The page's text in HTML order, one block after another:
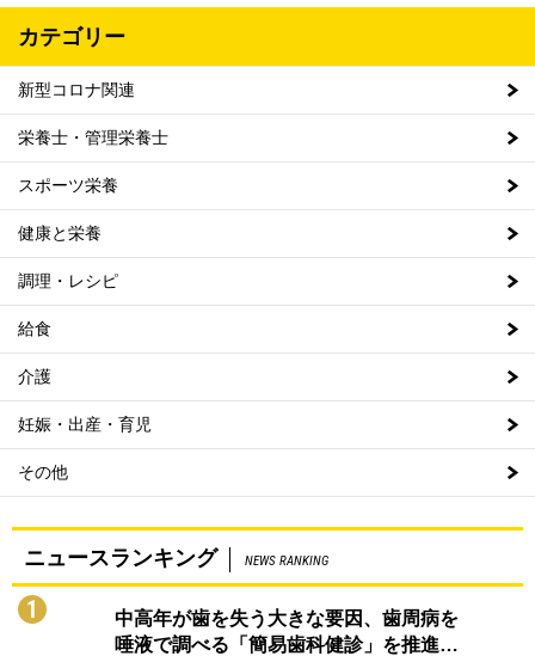
カテゴリー
新型コロナ関連
栄養士・管理栄養士
スポーツ栄養
健康と栄養
調理・レシピ
給食
介護
妊娠・出産・育児
その他
ニュースランキング NEWS RANKING
1
中高年が歯を失う大きな要因、歯周病を
唾液で調べる「簡易歯科健診」を推進…